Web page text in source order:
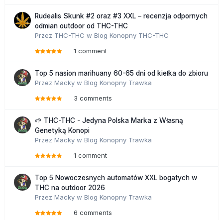
Rudealis Skunk #2 oraz #3 XXL – recenzja odpornych
odmian outdoor od THC-THC
Przez THC-THC w Blog Konopny THC-THC
1 comment
Top 5 nasion marihuany 60-65 dni od kiełka do zbioru
Przez Macky w Blog Konopny Trawka
3 comments
🌱 THC-THC - Jedyna Polska Marka z Własną
Genetyką Konopi
Przez Macky w Blog Konopny Trawka
1 comment
Top 5 Nowoczesnych automatów XXL bogatych w
THC na outdoor 2026
Przez Macky w Blog Konopny Trawka
6 comments